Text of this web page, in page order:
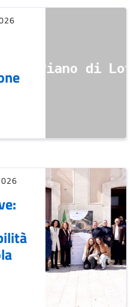
– PIANO DI
IL PROGETTO INTERREG